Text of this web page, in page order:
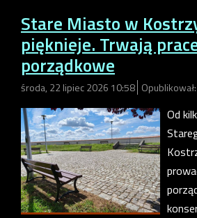
Stare Miasto w
pięknieje. Trwają
porządkowe
środa, 22 lipiec 2026 10:58
Od